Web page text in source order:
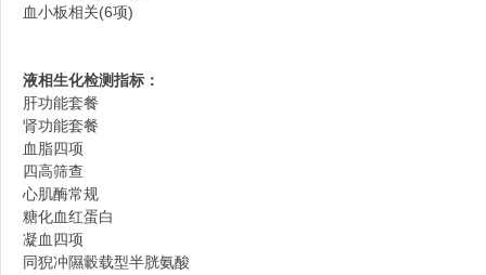
血小板相关(6项)
液相生化检测指标：
肝功能套餐
肾功能套餐
血脂四项
四高筛查
心肌酶常规
糖化血红蛋白
凝血四项
同猊冲隰轂载型半胱氨酸